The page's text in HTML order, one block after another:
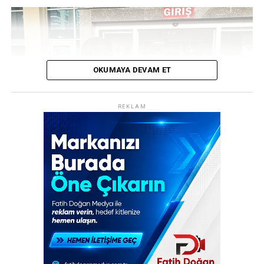
“irtikap”, “resmî belgede sahtecilik”, “görevi kötüye
kullanma” ve “imar kirliliğine neden olma”
Türkiye’nin gündemine oturan operasyonlardan biri
daha adliyeye taşındı. Bakırköy Cumhuriyet Başsavcılığı,
kamuoyunda “Casperlar” olarak bilinen silahlı suç
örgütüne yönelik yürüttüğü soruşturma kapsamında
149 şüpheli hakkında kamu davası açtı. Suç örgütünün
elebaşılığını “Hamuş” kod adlı İsmail Atız’ın yaptığı
belirtilen operasyonda, örgütün Türkiye’nin dört bir
OKUMAYA DEVAM ET
REKLAM